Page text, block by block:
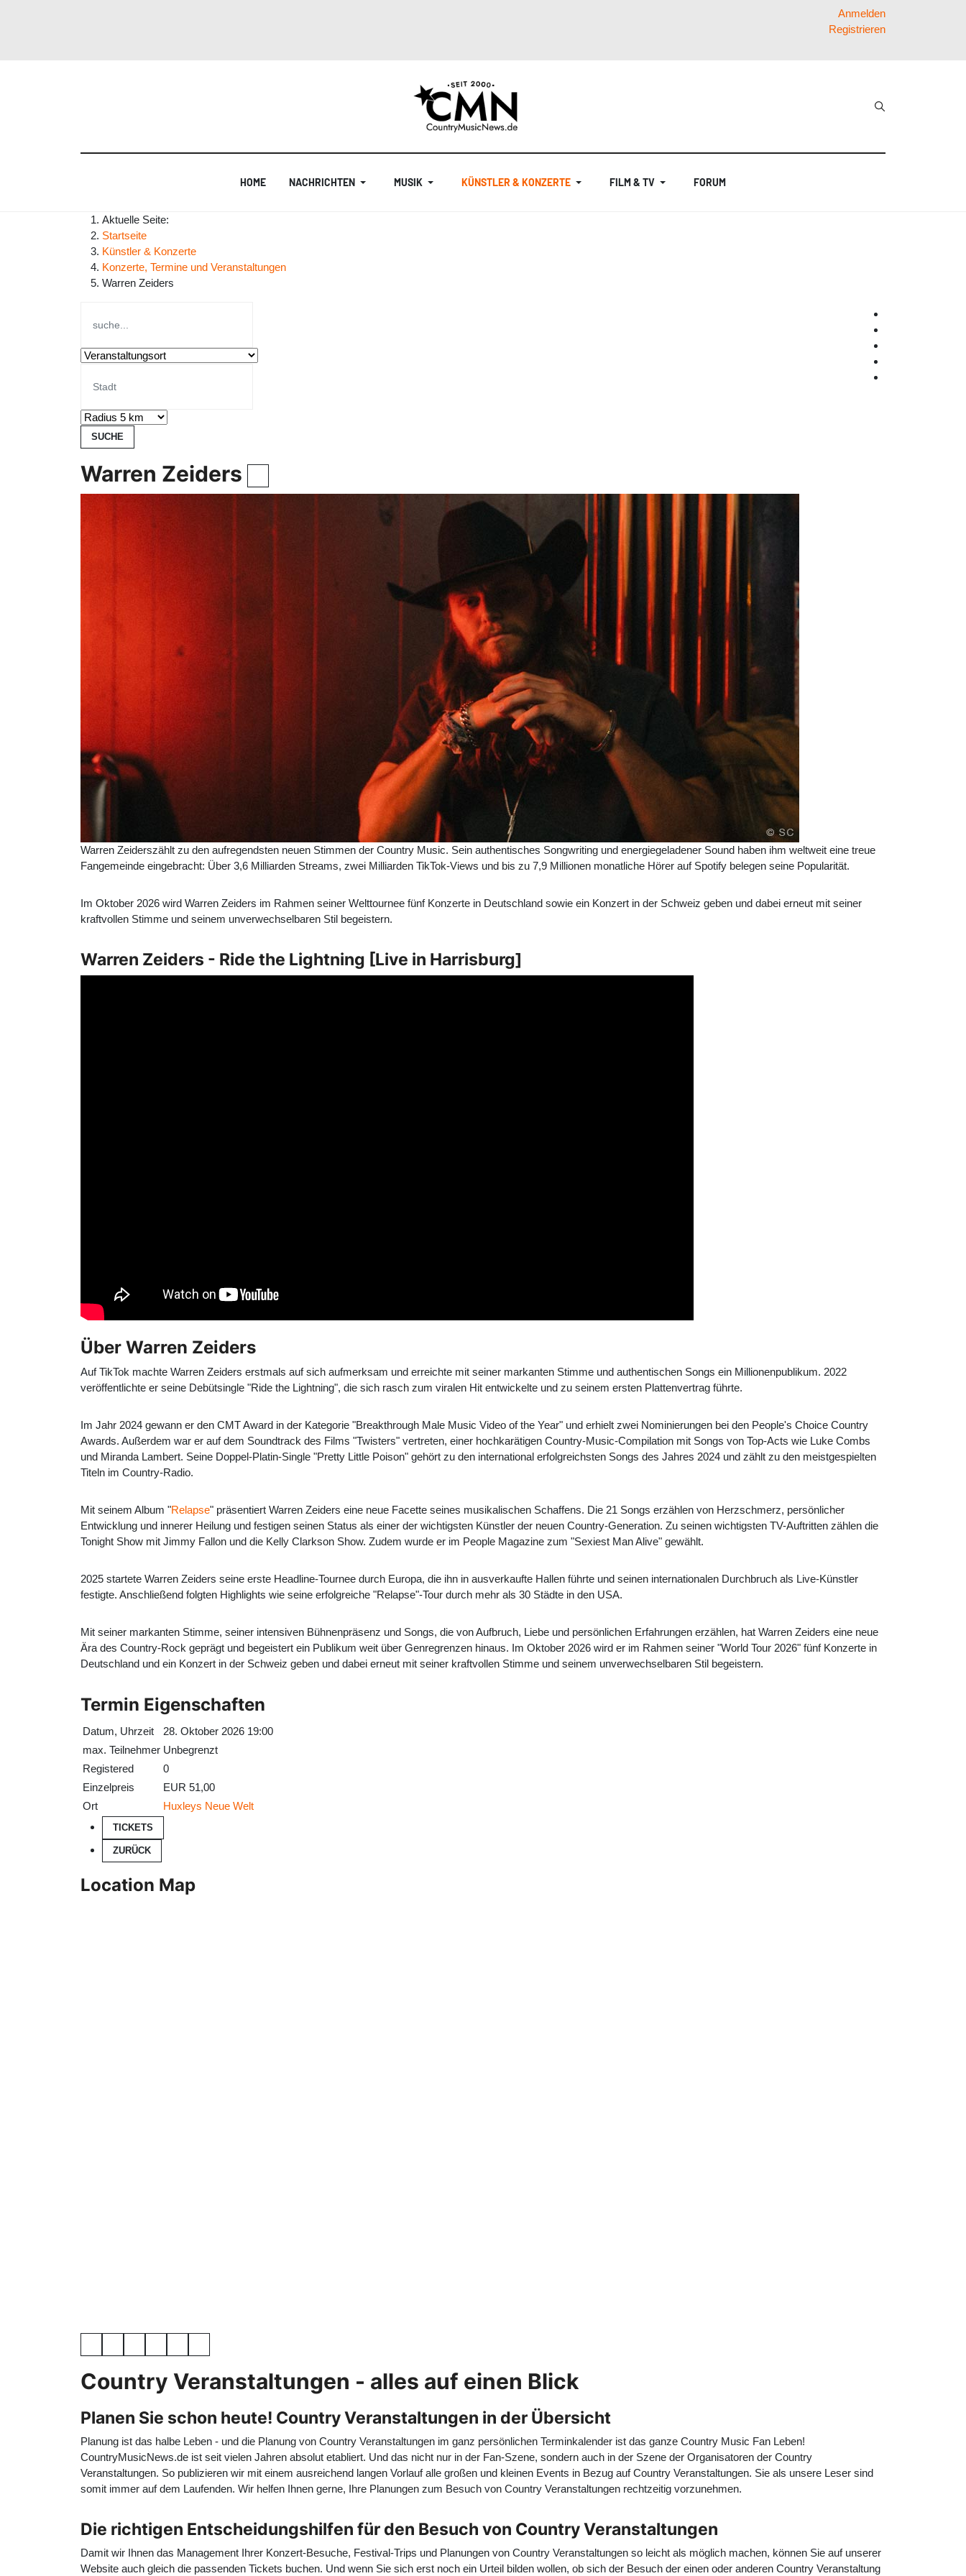
Anmelden
Registrieren
HOME NACHRICHTEN MUSIK KÜNSTLER & KONZERTE FILM & TV FORUM
Aktuelle Seite:
Startseite
Künstler & Konzerte
Konzerte, Termine und Veranstaltungen
Warren Zeiders
Warren Zeiders
Warren Zeiderszählt zu den aufregendsten neuen Stimmen der Country Music. Sein authentisches Songwriting und energiegeladener Sound haben ihm weltweit eine treue
Fangemeinde eingebracht: Über 3,6 Milliarden Streams, zwei Milliarden TikTok-Views und bis zu 7,9 Millionen monatliche Hörer auf Spotify belegen seine Popularität.
Im Oktober 2026 wird Warren Zeiders im Rahmen seiner Welttournee fünf Konzerte in Deutschland sowie ein Konzert in der Schweiz geben und dabei erneut mit seiner
kraftvollen Stimme und seinem unverwechselbaren Stil begeistern.
Warren Zeiders - Ride the Lightning [Live in Harrisburg]
Über Warren Zeiders
Auf TikTok machte Warren Zeiders erstmals auf sich aufmerksam und erreichte mit seiner markanten Stimme und authentischen Songs ein Millionenpublikum. 2022
veröffentlichte er seine Debütsingle "Ride the Lightning", die sich rasch zum viralen Hit entwickelte und zu seinem ersten Plattenvertrag führte.
Im Jahr 2024 gewann er den CMT Award in der Kategorie "Breakthrough Male Music Video of the Year" und erhielt zwei Nominierungen bei den People's Choice Country
Awards. Außerdem war er auf dem Soundtrack des Films "Twisters" vertreten, einer hochkarätigen Country-Music-Compilation mit Songs von Top-Acts wie Luke Combs
und Miranda Lambert. Seine Doppel-Platin-Single "Pretty Little Poison" gehört zu den international erfolgreichsten Songs des Jahres 2024 und zählt zu den meistgespielten
Titeln im Country-Radio.
Mit seinem Album "Relapse" präsentiert Warren Zeiders eine neue Facette seines musikalischen Schaffens. Die 21 Songs erzählen von Herzschmerz, persönlicher
Entwicklung und innerer Heilung und festigen seinen Status als einer der wichtigsten Künstler der neuen Country-Generation. Zu seinen wichtigsten TV-Auftritten zählen die
Tonight Show mit Jimmy Fallon und die Kelly Clarkson Show. Zudem wurde er im People Magazine zum "Sexiest Man Alive" gewählt.
2025 startete Warren Zeiders seine erste Headline-Tournee durch Europa, die ihn in ausverkaufte Hallen führte und seinen internationalen Durchbruch als Live-Künstler
festigte. Anschließend folgten Highlights wie seine erfolgreiche "Relapse"-Tour durch mehr als 30 Städte in den USA.
Mit seiner markanten Stimme, seiner intensiven Bühnenpräsenz und Songs, die von Aufbruch, Liebe und persönlichen Erfahrungen erzählen, hat Warren Zeiders eine neue
Ära des Country-Rock geprägt und begeistert ein Publikum weit über Genregrenzen hinaus. Im Oktober 2026 wird er im Rahmen seiner "World Tour 2026" fünf Konzerte in
Deutschland und ein Konzert in der Schweiz geben und dabei erneut mit seiner kraftvollen Stimme und seinem unverwechselbaren Stil begeistern.
Termin Eigenschaften
Datum, Uhrzeit
28. Oktober 2026 19:00
max. Teilnehmer Unbegrenzt
Registered
0
Einzelpreis
EUR 51,00
Ort
Huxleys Neue Welt
TICKETS
ZURÜCK
Location Map
Country Veranstaltungen - alles auf einen Blick
Planen Sie schon heute! Country Veranstaltungen in der Übersicht
Planung ist das halbe Leben - und die Planung von Country Veranstaltungen im ganz persönlichen Terminkalender ist das ganze Country Music Fan Leben!
CountryMusicNews.de ist seit vielen Jahren absolut etabliert. Und das nicht nur in der Fan-Szene, sondern auch in der Szene der Organisatoren der Country
Veranstaltungen. So publizieren wir mit einem ausreichend langen Vorlauf alle großen und kleinen Events in Bezug auf Country Veranstaltungen. Sie als unsere Leser sind
somit immer auf dem Laufenden. Wir helfen Ihnen gerne, Ihre Planungen zum Besuch von Country Veranstaltungen rechtzeitig vorzunehmen.
Die richtigen Entscheidungshilfen für den Besuch von Country Veranstaltungen
Damit wir Ihnen das Management Ihrer Konzert-Besuche, Festival-Trips und Planungen von Country Veranstaltungen so leicht als möglich machen, können Sie auf unserer
Website auch gleich die passenden Tickets buchen. Und wenn Sie sich erst noch ein Urteil bilden wollen, ob sich der Besuch der einen oder anderen Country Veranstaltung